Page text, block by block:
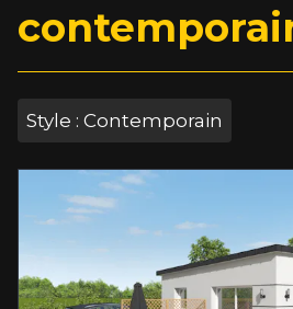
Style : Contemporain